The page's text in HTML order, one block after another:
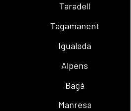
Taradell
Tagamanent
Igualada
Alpens
Bagà
Manresa